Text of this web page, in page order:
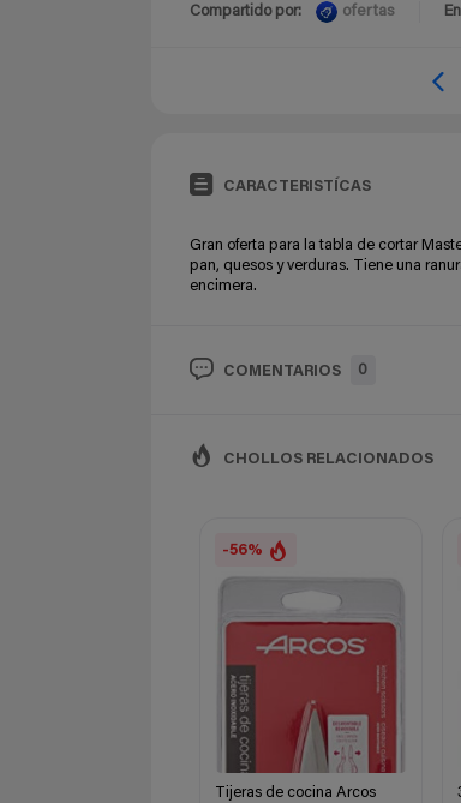
Compartido por: ofertas
CARACTERISTÍCAS
Gran oferta para la tabla de cortar
pan, quesos y verduras. Tiene una
encimera.
COMENTARIOS 0
CHOLLOS RELACIONADOS
-56%
Tijeras de cocina Arcos